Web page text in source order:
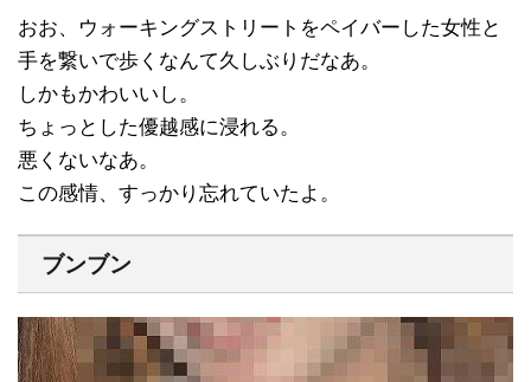
おお、ウォーキングストリートをペイバーした女性と
手を繋いで歩くなんて久しぶりだなあ。
しかもかわいいし。
ちょっとした優越感に浸れる。
悪くないなあ。
この感情、すっかり忘れていたよ。
ブンブン